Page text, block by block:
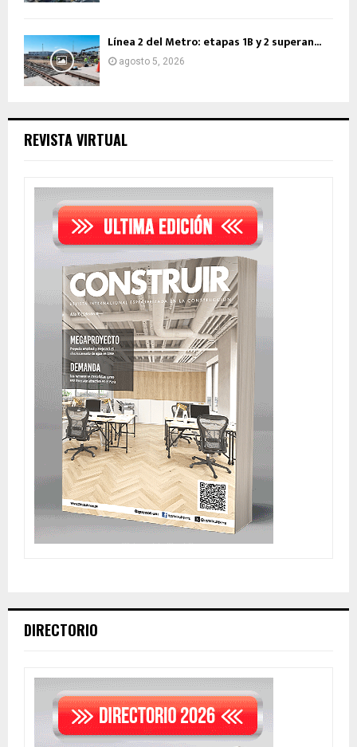
Línea 2 del Metro: etapas 1B y 2 superan...
agosto 5, 2026
REVISTA VIRTUAL
DIRECTORIO